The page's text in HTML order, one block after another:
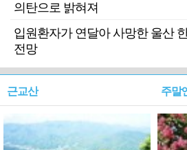
의탄으로 밝혀져
입원환자가 연달아 사망한 울산
전망
근교산 주말